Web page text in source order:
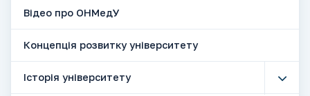
Відео про ОНМедУ
Концепція розвитку університету
Історія університету